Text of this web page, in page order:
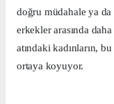
doğru müdahale ya
erkekler arasında
atındaki kadınların,
ortaya koyuyor.